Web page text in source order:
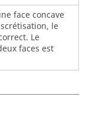
face concave
le
Le
faces est